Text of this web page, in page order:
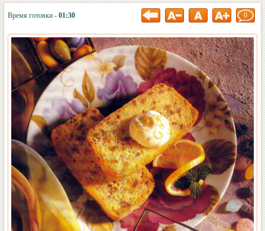
Время готовки - 01:30 0